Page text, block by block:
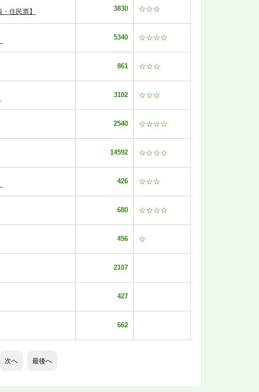
住民票】 3830 ☆☆☆
5340 ☆☆☆☆
861 ☆☆☆
3102 ☆☆☆
2540 ☆☆☆☆
14592 ☆☆☆☆
426 ☆☆☆
680 ☆☆☆☆
456 ☆
2107
427
662
次へ 最後へ